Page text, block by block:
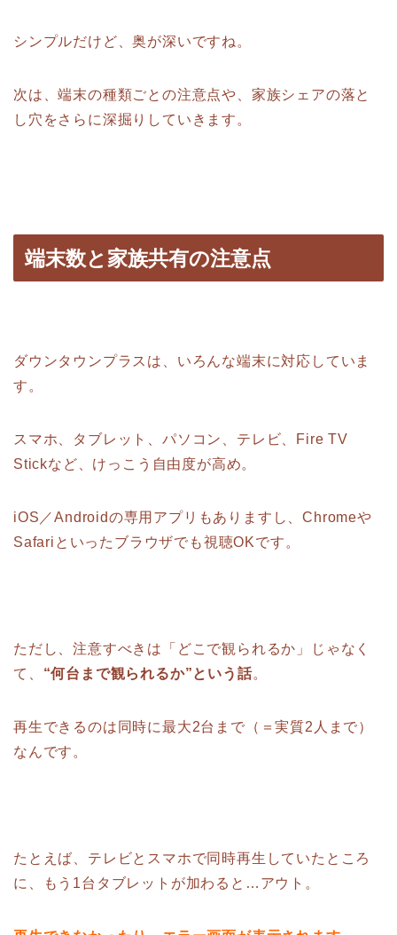
シンプルだけど、奥が深いですね。
次は、端末の種類ごとの注意点や、家族シェアの落と
し穴をさらに深掘りしていきます。
端末数と家族共有の注意点
ダウンタウンプラスは、いろんな端末に対応していま
す。
スマホ、タブレット、パソコン、テレビ、Fire TV
Stickなど、けっこう自由度が高め。
iOS／Androidの専用アプリもありますし、Chromeや
Safariといったブラウザでも視聴OKです。
ただし、注意すべきは「どこで観られるか」じゃなく
て、 “何台まで観られるか”という話。
再生できるのは同時に最大2台まで（＝実質2人まで）
なんです。
たとえば、テレビとスマホで同時再生していたところ
に、もう1台タブレットが加わると…アウト。